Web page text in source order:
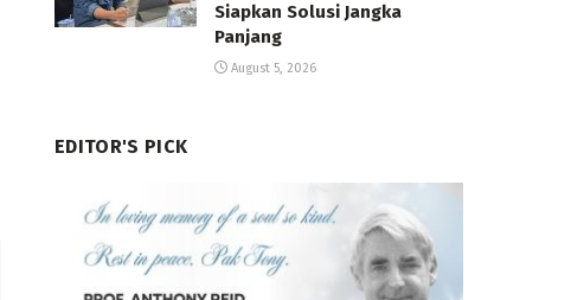
Siapkan Solusi Jangka
Panjang
August 5, 2026
EDITOR'S PICK